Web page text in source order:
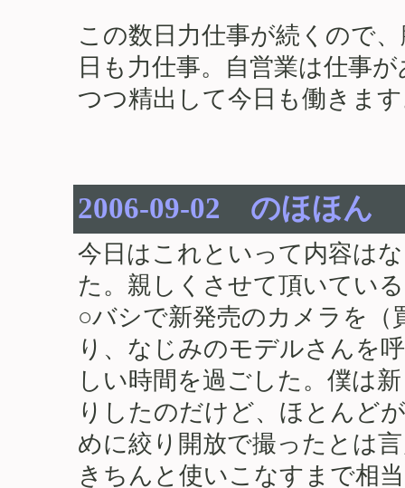
この数日力仕事が続くので
日も力仕事。自営業は仕事
つつ精出して今日も働きま
2006-09-02 のほほん
今日はこれといって内容は
た。親しくさせて頂いてい
○バシで新発売のカメラを
り、なじみのモデルさんを
しい時間を過ごした。僕は
りしたのだけど、ほとんど
めに絞り開放で撮ったとは
きちんと使いこなすまで相